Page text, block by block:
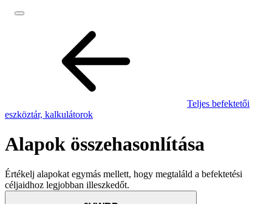
Teljes befektetői
eszköztár, kalkulátorok
Alapok összehasonlítása
Értékelj alapokat egymás mellett, hogy megtaláld a befektetési
céljaidhoz legjobban illeszkedőt.